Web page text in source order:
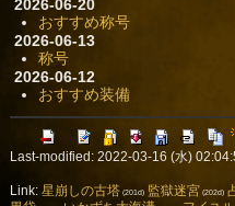
2026-06-20
おすすめ称号
2026-06-13
称号
2026-06-12
おすすめ装備
Last-modified: 2022-03-16 (水)
Link: 星崩しの古塔(201d) 監獄迷宮 (202d)